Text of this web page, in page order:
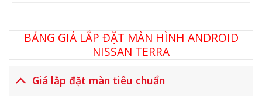
BẢNG GIÁ LẮP ĐẶT MÀN HÌNH ANDROID
NISSAN TERRA
Giá lắp đặt màn tiêu chuẩn